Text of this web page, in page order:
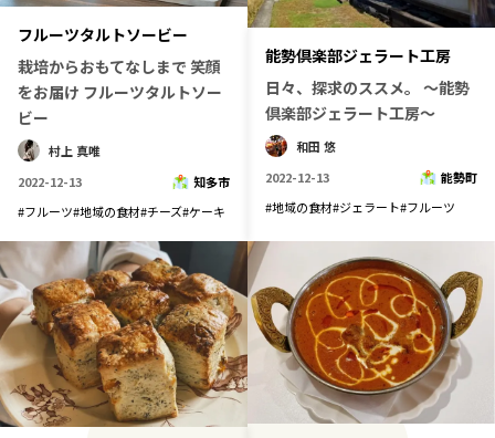
フルーツタルトソービー
栽培からおもてなしまで 笑顔
をお届け フルーツタルトソー
ビー
村上 真唯
2022-12-13
知多市
#フルーツ#地域の食材#チーズ#ケーキ
能勢倶楽部ジェラート工房
日々、探求のススメ。 ～能勢
倶楽部ジェラート工房～
和田 悠
2022-12-13
能勢町
#地域の食材#ジェラート#フルーツ